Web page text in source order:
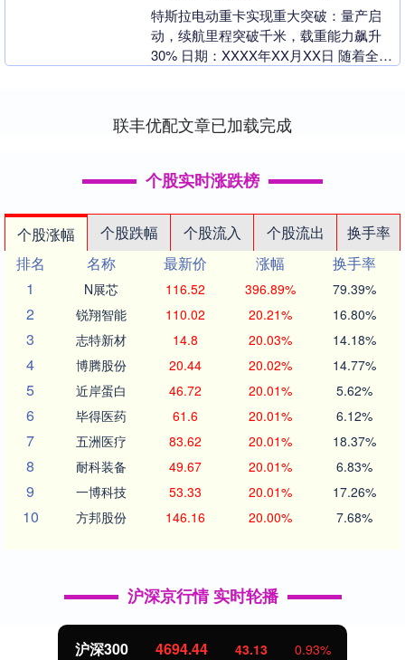
特斯拉电动重卡实现重大突破：量产启
动，续航里程突破千米，载重能力飙升
30% 日期：XXXX年XX月XX日 随着全球
联丰优配文章已加载完成
个股实时涨跌榜
个股涨幅 个股跌幅 个股流入 个股流出
换手率
排名
名称 最新价 涨幅
换手率
1
N展芯 116.52 396.89% 79.39%
2 锐翔智能 110.02 20.21% 16.80%
3 志特新材 14.8 20.03% 14.18%
4 博腾股份 20.44 20.02% 14.77%
5 近岸蛋白 46.72 20.01% 5.62%
6 毕得医药 61.6 20.01% 6.12%
7 五洲医疗 83.62 20.01% 18.37%
8 耐科装备 49.67 20.01% 6.83%
9 一博科技 53.33 20.01% 17.26%
10 方邦股份 146.16 20.00% 7.68%
沪深京行情 实时轮播
4694.44 43.13 0.93%